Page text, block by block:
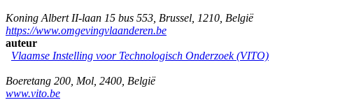
Koning Albert II-laan 15 bus 553 Brussel 1210 België
https://www.omgevingvlaanderen.be
auteur
Vlaamse Instelling voor Technologisch Onderzoek (VITO)
Boeretang 200 Mol 2400 België
www.vito.be